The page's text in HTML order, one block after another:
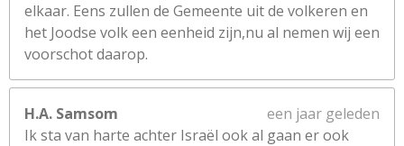
elkaar. Eens zullen de Gemeente uit de volkeren en
het Joodse volk een eenheid zijn,nu al nemen wij een
voorschot daarop.
H.A. Samsom
een jaar geleden
Ik sta van harte achter Israël ook al gaan er ook